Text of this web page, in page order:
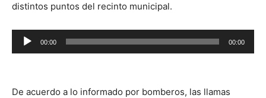
distintos puntos del recinto municipal.
Reproductor
de
00:00 00:00
De acuerdo a lo informado por bomberos, las llamas